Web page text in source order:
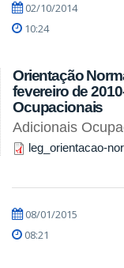
02/10/2014
10:24
Orientação
fevereiro de
Ocupacionais
Adicionais
leg_orientacao-
08/01/2015
08:21